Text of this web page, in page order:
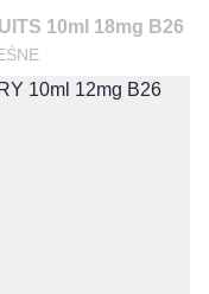
10ml 18mg B26